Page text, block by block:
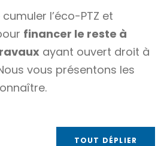
l’éco-PTZ et
financer le reste à
ayant ouvert droit à
vous présentons les
TOUT DÉPLIER